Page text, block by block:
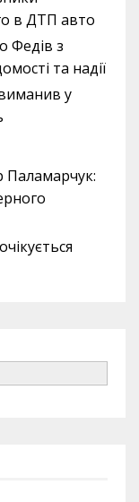
в ДТП авто
Федів з
та надії
у
Паламарчук: